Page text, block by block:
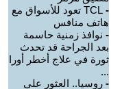
-
TCL تعود للأسواق مع
هاتف منافس
- نوافذ زمنية حاسمة
بعد الجراحة قد تحدث
ثورة في علاج أخطر أورا
...
- روسيا.. العثور على